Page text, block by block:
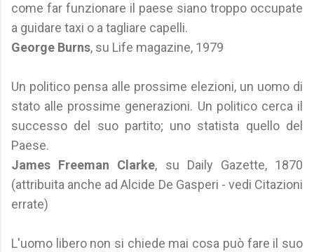
come far funzionare il paese siano troppo occupate
a guidare taxi o a tagliare capelli.
George Burns, su Life magazine, 1979
Un politico pensa alle prossime elezioni, un uomo di
stato alle prossime generazioni. Un politico cerca il
successo del suo partito; uno statista quello del
Paese.
James Freeman Clarke, su Daily Gazette, 1870
(attribuita anche ad Alcide De Gasperi - vedi Citazioni
errate)
L'uomo libero non si chiede mai cosa può fare il suo